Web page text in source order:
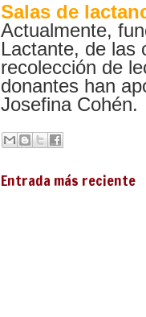
Salas de
Actualmente,
Lactante, de las
recolección de
donantes han
Josefina Cohén.
Entrada más reciente